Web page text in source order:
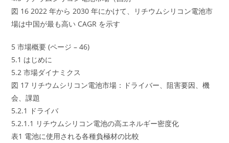
図 16 2022 年から 2030 年にかけて、リチウムシリコン電池市
場は中国が最も高い CAGR を示す
5 市場概要 (ページ – 46)
5.1 はじめに
5.2 市場ダイナミクス
図 17 リチウムシリコン電池市場：ドライバー、阻害要因、機
会、課題
5.2.1 ドライバ
5.2.1.1 リチウムシリコン電池の高エネルギー密度化
表1 電池に使用される各種負極材の比較